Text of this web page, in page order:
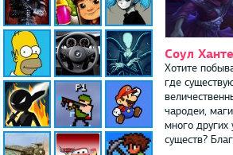
Соул
Хотите
где
чародеи,
много других
существ?